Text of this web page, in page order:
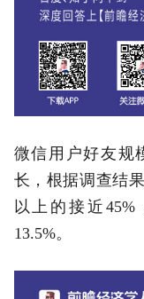
微信用户好友规
长，根据调查结
以上的接近
13.5%。